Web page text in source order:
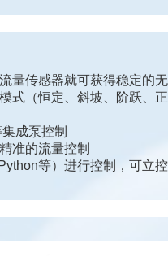
量传感器就可获得稳定的
式（恒定、斜坡、阶跃、正
成泵控制
准的流量控制
等）进行控制，可立